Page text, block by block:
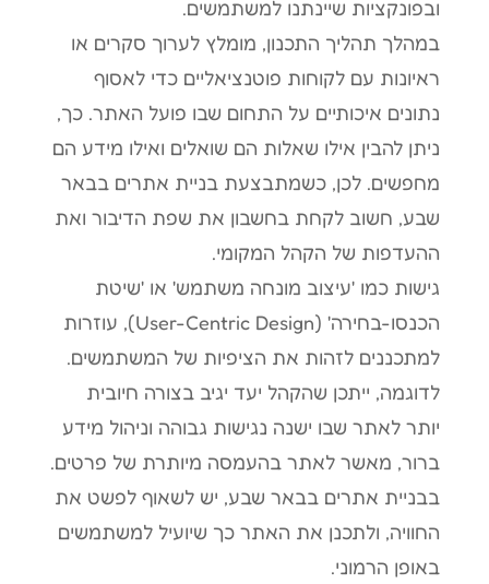
ובפונקציות שיינתנו למשתמשים.
במהלך תהליך התכנון, מומלץ לערוך סקרים או
ראיונות עם לקוחות פוטנציאליים כדי לאסוף
נתונים איכותיים על התחום שבו פועל האתר. כך,
ניתן להבין אילו שאלות הם שואלים ואילו מידע הם
מחפשים. לכן, כשמתבצעת בניית אתרים בבאר
שבע, חשוב לקחת בחשבון את שפת הדיבור ואת
ההעדפות של הקהל המקומי.
גישות כמו 'עיצוב מונחה משתמש' או 'שיטת
הכנסו-בחירה' (User-Centric Design), עוזרות
למתכננים לזהות את הציפיות של המשתמשים.
לדוגמה, ייתכן שהקהל יעד יגיב בצורה חיובית
יותר לאתר שבו ישנה נגישות גבוהה וניהול מידע
ברור, מאשר לאתר בהעמסה מיותרת של פרטים.
בבניית אתרים בבאר שבע, יש לשאוף לפשט את
החוויה, ולתכנן את האתר כך שיועיל למשתמשים
באופן הרמוני.